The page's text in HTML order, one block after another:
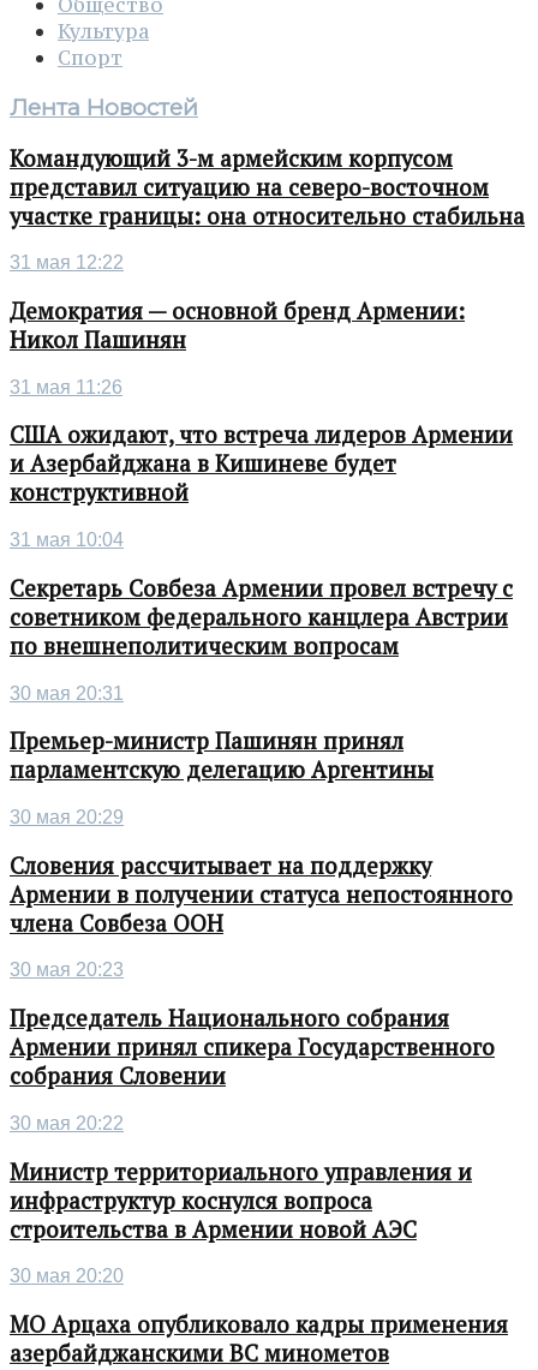
Культура
Спорт
Лента Новостей
Командующий 3-м армейским корпусом
представил ситуацию на северо-восточном
участке границы: она относительно стабильна
31 мая 12:22
Демократия — основной бренд Армении:
Никол Пашинян
31 мая 11:26
США ожидают, что встреча лидеров Армении
и Азербайджана в Кишиневе будет
конструктивной
31 мая 10:04
Секретарь Совбеза Армении провел встречу с
советником федерального канцлера Австрии
по внешнеполитическим вопросам
30 мая 20:31
Премьер-министр Пашинян принял
парламентскую делегацию Аргентины
30 мая 20:29
Словения рассчитывает на поддержку
Армении в получении статуса непостоянного
члена Совбеза ООН
30 мая 20:23
Председатель Национального собрания
Армении принял спикера Государственного
собрания Словении
30 мая 20:22
Министр территориального управления и
инфраструктур коснулся вопроса
строительства в Армении новой АЭС
30 мая 20:20
МО Арцаха опубликовало кадры применения
азербайджанскими ВС минометов